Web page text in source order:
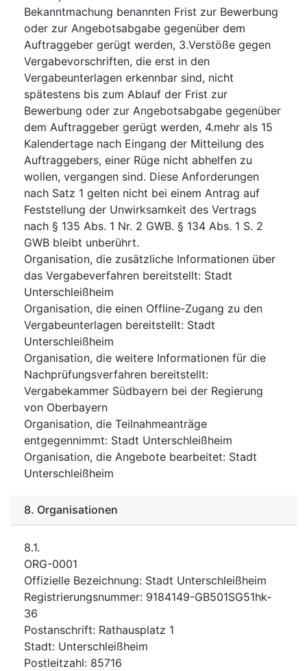
Bekanntmachung benannten Frist zur Bewerbung
oder zur Angebotsabgabe gegenüber dem
Auftraggeber gerügt werden, 3.Verstöße gegen
Vergabevorschriften, die erst in den
Vergabeunterlagen erkennbar sind, nicht
spätestens bis zum Ablauf der Frist zur
Bewerbung oder zur Angebotsabgabe gegenüber
dem Auftraggeber gerügt werden, 4.mehr als 15
Kalendertage nach Eingang der Mitteilung des
Auftraggebers, einer Rüge nicht abhelfen zu
wollen, vergangen sind. Diese Anforderungen
nach Satz 1 gelten nicht bei einem Antrag auf
Feststellung der Unwirksamkeit des Vertrags
nach § 135 Abs. 1 Nr. 2 GWB. § 134 Abs. 1 S. 2
GWB bleibt unberührt.
Organisation, die zusätzliche Informationen über
das Vergabeverfahren bereitstellt: Stadt
Unterschleißheim
Organisation, die einen Offline-Zugang zu den
Vergabeunterlagen bereitstellt: Stadt
Unterschleißheim
Organisation, die weitere Informationen für die
Nachprüfungsverfahren bereitstellt:
Vergabekammer Südbayern bei der Regierung
von Oberbayern
Organisation, die Teilnahmeanträge
entgegennimmt: Stadt Unterschleißheim
Organisation, die Angebote bearbeitet: Stadt
Unterschleißheim
8. Organisationen
8.1.
ORG-0001
Offizielle Bezeichnung: Stadt Unterschleißheim
Registrierungsnummer: 9184149-GB501SG51hk-
36
Postanschrift: Rathausplatz 1
Stadt: Unterschleißheim
Postleitzahl: 85716